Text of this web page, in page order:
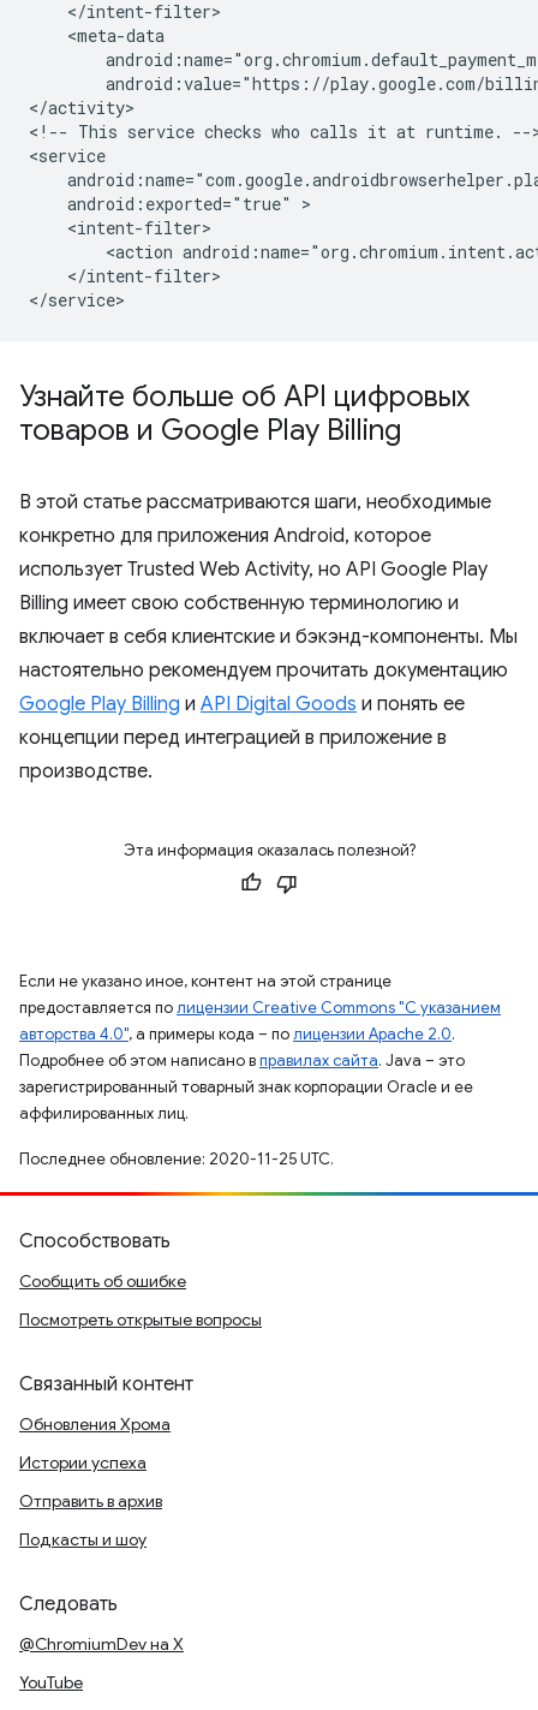
android:value="https://play.google.com/
</activity>
<!-- This service checks who calls it at runtime.
--
android:exported="true"
<action
</intent-filter>
Узнайте больше об API цифровых
товаров и Google Play Billing
В этой статье рассматриваются шаги, необходимые
конкретно для приложения Android, которое
использует Trusted Web Activity, но API Google Play
Billing имеет свою собственную терминологию и
включает в себя клиентские и бэкэнд-компоненты. Мы
настоятельно рекомендуем прочитать документацию
Google Play Billing и API Digital Goods и понять ее
концепции перед интеграцией в приложение в
производстве.
Эта информация оказалась полезной?
Если не указано иное, контент на этой странице
предоставляется полицензии Creative Commons "С указанием
авторства 4.0", а примеры кода – полицензии Apache 2.0.
Подробнее об этом написано вправилах сайта. Java – это
зарегистрированный товарный знак корпорации Oracle и ее
аффилированных лиц.
Последнее обновление: 2020-11-25 UTC.
Способствовать
Сообщить об ошибке
Посмотреть открытые вопросы
Связанный контент
Обновления Хрома
Истории успеха
Отправить в архив
Подкасты и шоу
Следовать
@ChromiumDev на X
YouTube